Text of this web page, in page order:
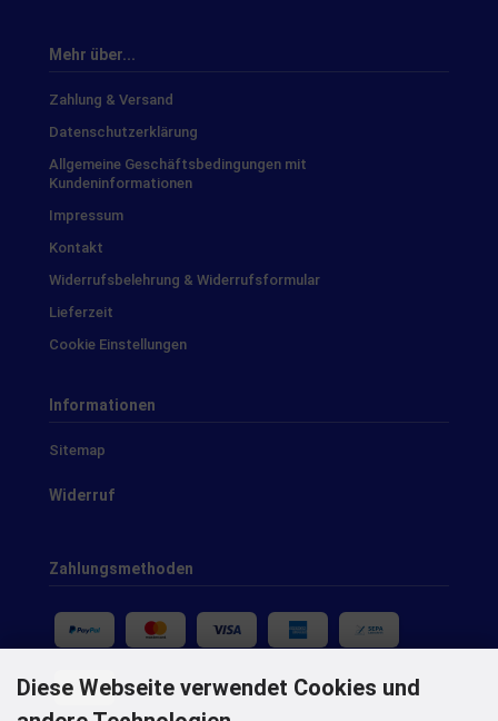
Mehr über...
Zahlung & Versand
Datenschutzerklärung
Allgemeine Geschäftsbedingungen mit
Kundeninformationen
Impressum
Kontakt
Widerrufsbelehrung & Widerrufsformular
Lieferzeit
Cookie Einstellungen
Informationen
Sitemap
Widerruf
Zahlungsmethoden
Diese Webseite verwendet Cookies und